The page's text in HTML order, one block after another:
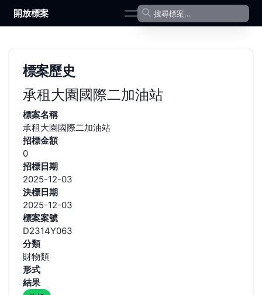
開放標案 open navigation menu
標案歷史
承租大園國際二加油站
標案名稱
承租大園國際二加油站
招標金額
0
招標日期
2025-12-03
決標日期
2025-12-03
標案案號
D2314Y063
分類
財物類
形式
結果